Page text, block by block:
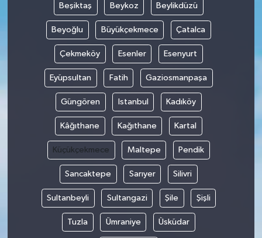
Beşiktaş Beykoz Beylikdüzü
Beyoğlu Büyükçekmece Çatalca
Çekmeköy Esenler Esenyurt
Eyüpsultan Fatih Gaziosmanpaşa
Güngören Istanbul Kadıköy
Kâğıthane Kağıthane Kartal
Küçükçekmece Maltepe Pendik
Sancaktepe Sarıyer Silivri
Sultanbeyli Sultangazi Şile Şişli
Tuzla Ümraniye Üsküdar